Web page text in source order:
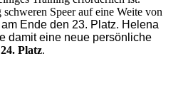
Speer auf eine Weite von
Ende den 23. Platz. Helena
damit eine neue persönliche
24. Platz.